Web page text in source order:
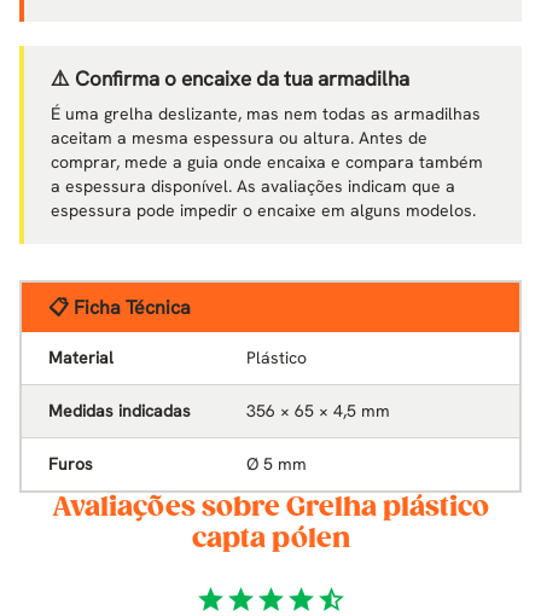
⚠️ Confirma o encaixe da tua armadilha
É uma grelha deslizante, mas nem todas as armadilhas
aceitam a mesma espessura ou altura. Antes de
comprar, mede a guia onde encaixa e compara também
a espessura disponível. As avaliações indicam que a
espessura pode impedir o encaixe em alguns modelos.
📋 Ficha Técnica
Material Plástico
Medidas indicadas 356 × 65 × 4,5 mm
Furos Ø 5 mm
Avaliações sobre Grelha plástico
capta pólen
starstarstarstarstar_half